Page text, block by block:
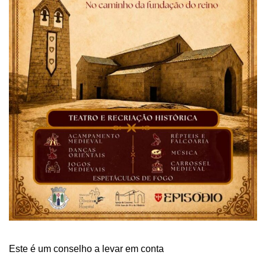
Este é um conselho a levar em conta